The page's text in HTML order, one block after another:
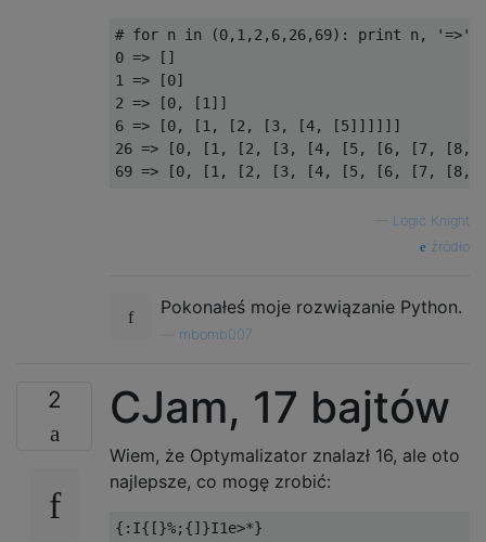
# for n in (0,1,2,6,26,69): print n,
0 =>
[]
1
=> [0]
2 => [0, [1 ]]
6 => [0, [1 , [2 , [3, [4, [5]]]]]]
26 => [0, [1 , [2 , [3, [4, [5, [6, [7, [8,
69 => [0, [1 , [2 , [3, [4, [5, [6, [7, [8,
Logic Knight
źródło
Pokonałeś moje rozwiązanie Python.
mbomb007
2 CJam, 17 bajtów
Wiem, że Optymalizator znalazł 16, ale oto
najlepsze, co mogę zrobić: